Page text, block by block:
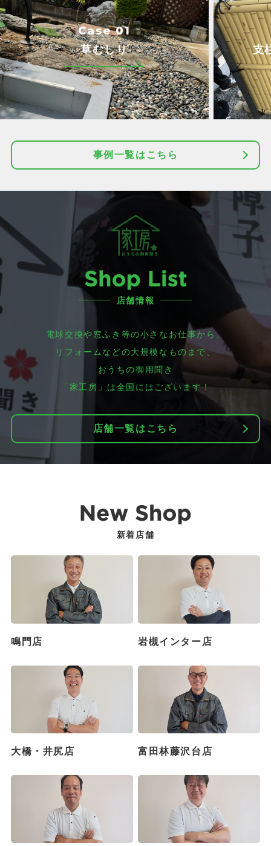
Case 01
草むしり 支
事例一覧はこちら
店舗情報
電球交換や窓ふき等の小さなお仕事から、
リフォームなどの大規模なものまで、
おうちの御用聞き
「家工房」は全国にはございます！
店舗一覧はこちら
新着店舗
鳴門店 岩槻インター店
大橋・井尻店 富田林藤沢台店